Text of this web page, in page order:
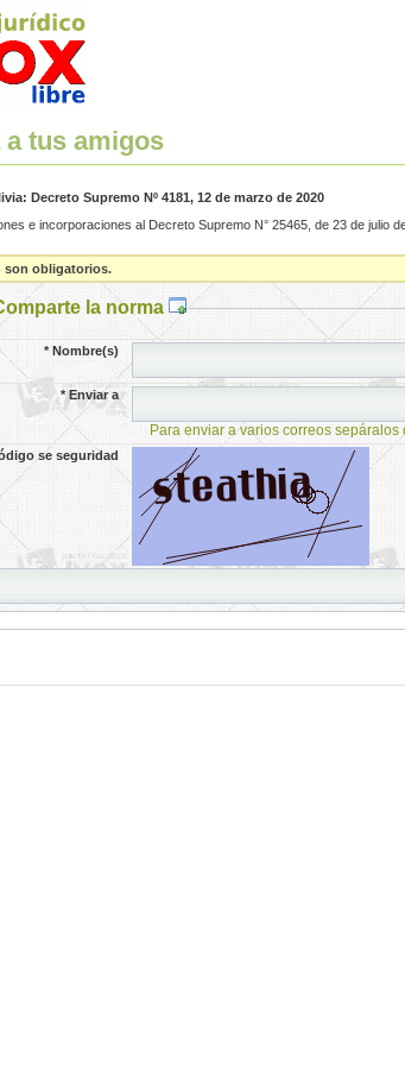
tus amigos
Decreto Supremo Nº 4181, 12 de marzo de 2020
e incorporaciones al Decreto Supremo N° 25465, de 23 de julio
son obligatorios.
la norma
*Nombre(s)
*Enviar a
Para enviar a varios correos sepáralos
se seguridad